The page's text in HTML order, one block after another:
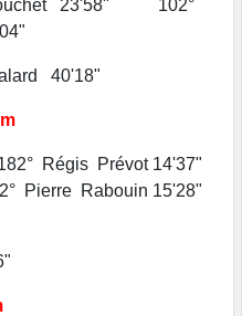
23'58" 102°
40'18"
Régis Prévot 14'37"
Pierre Rabouin 15'28"